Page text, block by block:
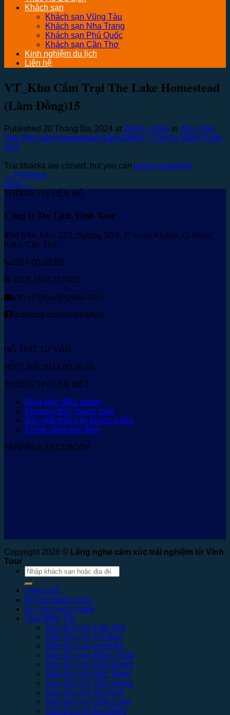
Khách sạn
Khách sạn Vũng Tàu
Khách sạn Nha Trang
Khách sạn Phú Quốc
Khách sạn Cần Thơ
Kinh nghiệm du lịch
Liên hệ
VT_Khu Cắm Trại The Lake Homestead
(Lâm Đồng)15
Published 20 Tháng Ba, 2024 at 2048 × 1365 in Khu Cắm
Trại The Lake Homestead (Lâm Đồng) – Tạo Kỷ Niệm Tuyệt
Vời!
Trackbacks are closed, but you can post a comment.
← Previous
Next →
THÔNG TIN LIÊN HỆ
Công ty Du Lịch Vinh Tour
Số 9A4, hẻm 2T2, đường 30/4, P. Xuân Khánh, Q. Ninh
Kiều, Cần Thơ
0914.00.00.65
MST: 1801737622
info.vinhtour@gmail.com
facebook.com/vinhtourvn/
HỖ TRỢ TƯ VẤN
HOTLINE 0914.00.00.65
THÔNG TIN CẦN BIẾT
Điều kiện điều khoản
Phương thức thanh toán
Bảo mật thông tin khách hàng
Chính sách quy định
FANPAGE FACEBOOK
Copyright 2026 © Lắng nghe cảm xúc trải nghiệm từ Vinh
Tour
Tìm
kiếm:
Trang chủ
Du lịch trong nước
Du lịch nước ngoài
Tour Miền Tây
Tour Du Lịch Cần Thơ
Tour Du Lịch Cà Mau
Tour Du Lịch Long An
Tour Du Lịch Đồng Tháp
Tour Du Lịch Hậu Giang
Tour Du Lịch Sóc Trăng
Tour Du Lịch Tiền Giang
Tour Du Lịch Trà Vinh
Tour Du Lịch Vĩnh Long
Tour Du Lịch An Giang